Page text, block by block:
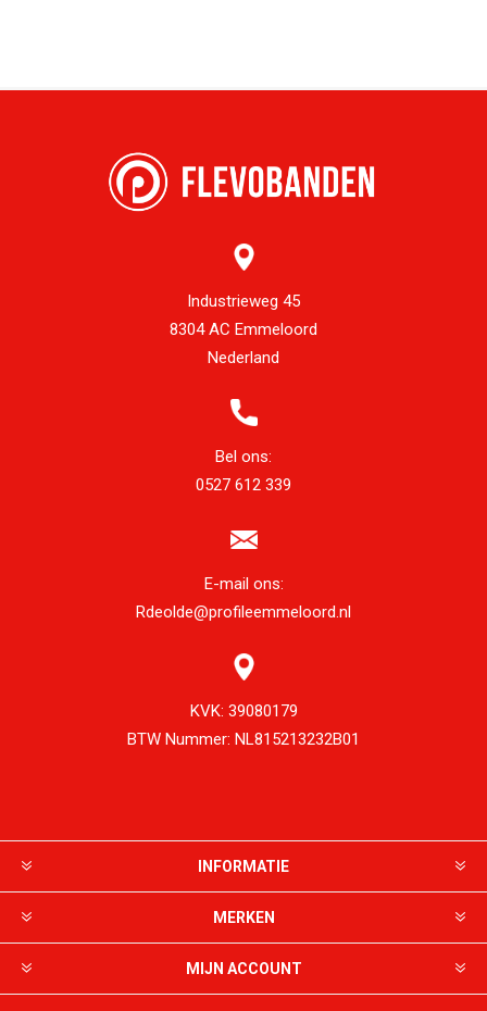
Industrieweg 45
8304 AC Emmeloord
Nederland
Bel ons:
0527 612 339
E-mail ons:
Rdeolde@profileemmeloord.nl
KVK: 39080179
BTW Nummer: NL815213232B01
INFORMATIE
MERKEN
MIJN ACCOUNT